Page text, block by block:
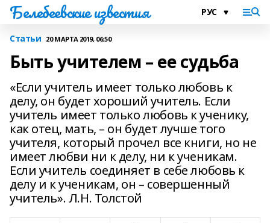
Белебеевские известия
Статьи 20 МАРТА 2019, 06:50
Быть учителем – ее судьба
«Если учитель имеет только любовь к
делу, он будет хороший учитель. Если
учитель имеет только любовь к ученику,
как отец, мать, – он будет лучше того
учителя, который прочел все книги, но не
имеет любви ни к делу, ни к ученикам.
Если учитель соединяет в себе любовь к
делу и к ученикам, он – совершенный
учитель». Л.Н. Толстой